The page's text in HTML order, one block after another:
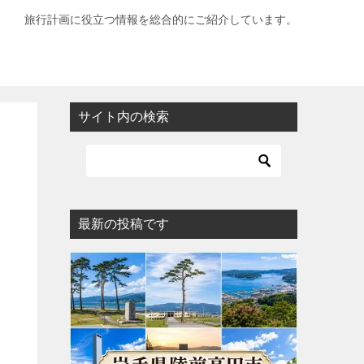
旅行計画に役立つ情報を総合的にご紹介しています。
サイト内の検索
最新の投稿です